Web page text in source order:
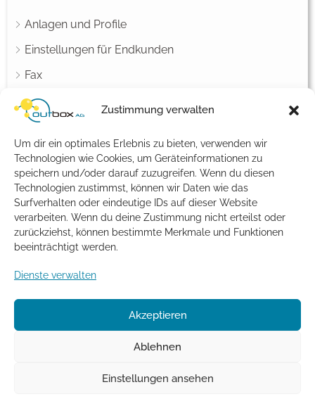
Zustimmung verwalten
Um dir ein optimales Erlebnis zu bieten, verwenden wir
Technologien wie Cookies, um Geräteinformationen zu
speichern und/oder darauf zuzugreifen. Wenn du diesen
Technologien zustimmst, können wir Daten wie das
Surfverhalten oder eindeutige IDs auf dieser Website
verarbeiten. Wenn du deine Zustimmung nicht erteilst oder
zurückziehst, können bestimmte Merkmale und Funktionen
beeinträchtigt werden.
Dienste verwalten
Akzeptieren
Ablehnen
Einstellungen ansehen
Anlagen und Profile
Einstellungen für Endkunden
Fax
Übertragung von Faxen
Wird das Fax-Protokolls T.38 unterstützt?
Netzwerk Konfiguration
Notruf
Rechnungsdaten
SIP-Account - Einstellungen
Tarifmanager
Telefonbucheintrag
Vorabstimmung und Portierung
Fehlersuche